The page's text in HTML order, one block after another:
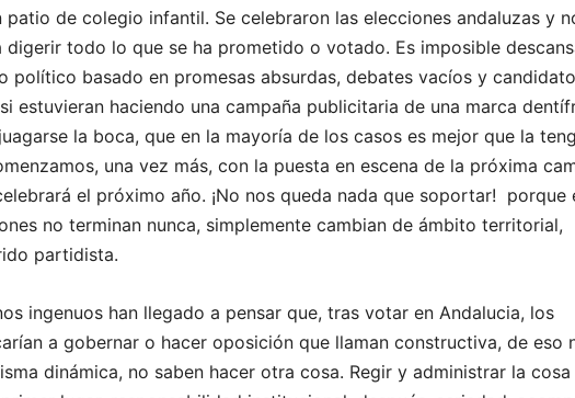
patio de colegio infantil. Se celebraron las elecciones andaluzas y
digerir todo lo que se ha prometido o votado. Es imposible
político basado en promesas absurdas, debates vacíos y
estuvieran haciendo una campaña publicitaria de una marca
la boca, que en la mayoría de los casos es mejor que la
una vez más, con la puesta en escena de la próxima
el próximo año. ¡No nos queda nada que soportar! porque
no terminan nunca, simplemente cambian de ámbito territorial,
partidista.
ingenuos han llegado a pensar que, tras votar en Andalucia, los
a gobernar o hacer oposición que llaman constructiva, de eso
dinámica, no saben hacer otra cosa. Regir y administrar la cosa